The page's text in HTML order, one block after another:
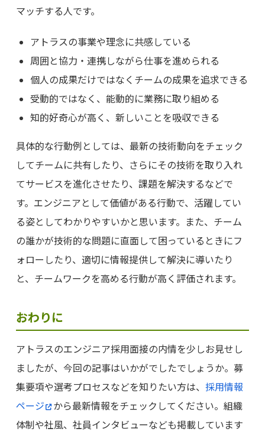
マッチする人です。
アトラスの事業や理念に共感している
周囲と協力・連携しながら仕事を進められる
個人の成果だけではなくチームの成果を追求できる
受動的ではなく、能動的に業務に取り組める
知的好奇心が高く、新しいことを吸収できる
具体的な行動例としては、最新の技術動向をチェック
してチームに共有したり、さらにその技術を取り入れ
てサービスを進化させたり、課題を解決するなどで
す。エンジニアとして価値がある行動で、活躍してい
る姿としてわかりやすいかと思います。また、チーム
の誰かが技術的な問題に直面して困っているときにフ
ォローしたり、適切に情報提供して解決に導いたり
と、チームワークを高める行動が高く評価されます。
おわりに
アトラスのエンジニア採用面接の内情を少しお見せし
ましたが、今回の記事はいかがでしたでしょうか。募
集要項や選考プロセスなどを知りたい方は、 採用情報
ページ
から最新情報をチェックしてください。組織
体制や社風、社員インタビューなども掲載しています